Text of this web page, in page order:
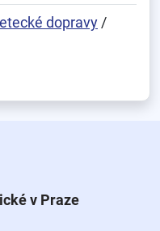
dopravy /
v Praze